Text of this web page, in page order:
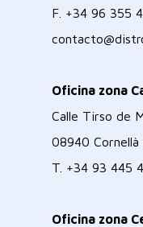
F. +34 96 355
Oficina zona
Calle Tirso de
08940 Cornellà
T. +34 93 445
Oficina zona